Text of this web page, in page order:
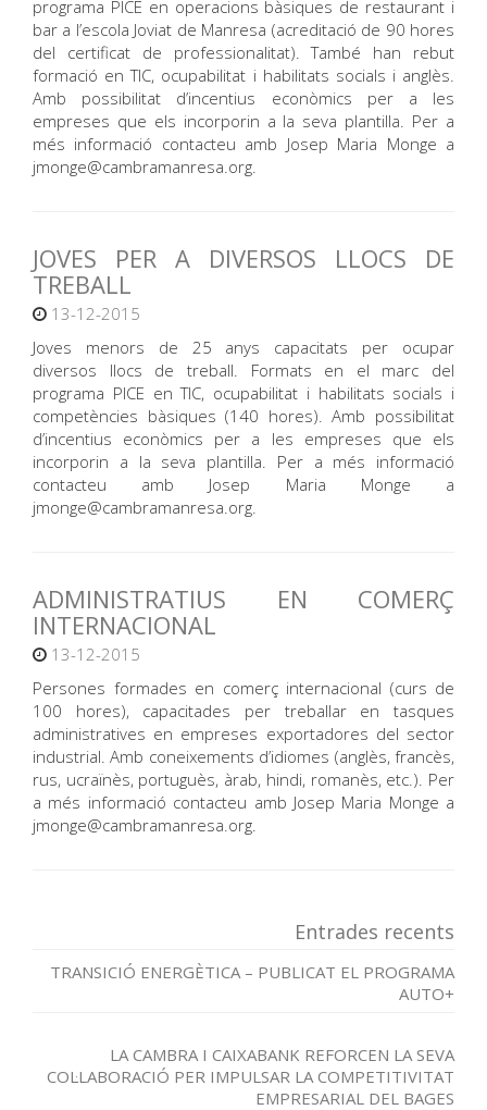
programa PICE en operacions bàsiques de restaurant i
bar a l’escola Joviat de Manresa (acreditació de 90 hores
del certificat de professionalitat). També han rebut
formació en TIC, ocupabilitat i habilitats socials i anglès.
Amb possibilitat d’incentius econòmics per a les
empreses que els incorporin a la seva plantilla. Per a
més informació contacteu amb Josep Maria Monge a
jmonge@cambramanresa.org.
JOVES PER A DIVERSOS LLOCS DE
TREBALL
13-12-2015
Joves menors de 25 anys capacitats per ocupar
diversos llocs de treball. Formats en el marc del
programa PICE en TIC, ocupabilitat i habilitats socials i
competències bàsiques (140 hores). Amb possibilitat
d’incentius econòmics per a les empreses que els
incorporin a la seva plantilla. Per a més informació
contacteu amb Josep Maria Monge a
jmonge@cambramanresa.org.
ADMINISTRATIUS EN COMERÇ
INTERNACIONAL
13-12-2015
Persones formades en comerç internacional (curs de
100 hores), capacitades per treballar en tasques
administratives en empreses exportadores del sector
industrial. Amb coneixements d’idiomes (anglès, francès,
rus, ucraïnès, portuguès, àrab, hindi, romanès, etc.). Per
a més informació contacteu amb Josep Maria Monge a
jmonge@cambramanresa.org.
Entrades recents
TRANSICIÓ ENERGÈTICA – PUBLICAT EL PROGRAMA
AUTO+
LA CAMBRA I CAIXABANK REFORCEN LA SEVA
COL·LABORACIÓ PER IMPULSAR LA COMPETITIVITAT
EMPRESARIAL DEL BAGES